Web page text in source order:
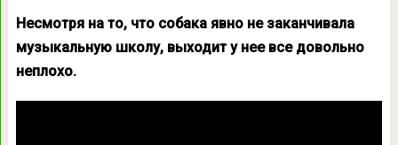
Несмотря на то, что собака явно не заканчивала
музыкальную школу, выходит у нее все довольно
неплохо.